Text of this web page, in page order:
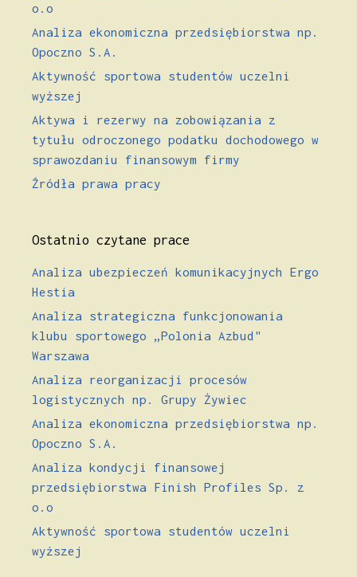
o.o
Analiza ekonomiczna przedsiębiorstwa np.
Opoczno S.A.
Aktywność sportowa studentów uczelni
wyższej
Aktywa i rezerwy na zobowiązania z
tytułu odroczonego podatku dochodowego w
sprawozdaniu finansowym firmy
Źródła prawa pracy
Ostatnio czytane prace
Analiza ubezpieczeń komunikacyjnych Ergo
Hestia
Analiza strategiczna funkcjonowania
klubu sportowego „Polonia Azbud"
Warszawa
Analiza reorganizacji procesów
logistycznych np. Grupy Żywiec
Analiza ekonomiczna przedsiębiorstwa np.
Opoczno S.A.
Analiza kondycji finansowej
przedsiębiorstwa Finish Profiles Sp. z
o.o
Aktywność sportowa studentów uczelni
wyższej